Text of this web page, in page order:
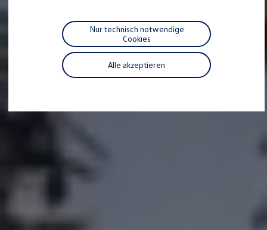
Räder und Reifen
Pannen- und Unfallhilfe
Economy Service
Volkswagen Teile
Zubehör
Modellspezifisches Zubehör
Entertainment und Elektronik
Handy und Fahrzeug verbinden
Kundeninformationen
Alle akzeptieren
Nur technisch notwendige
Cookies